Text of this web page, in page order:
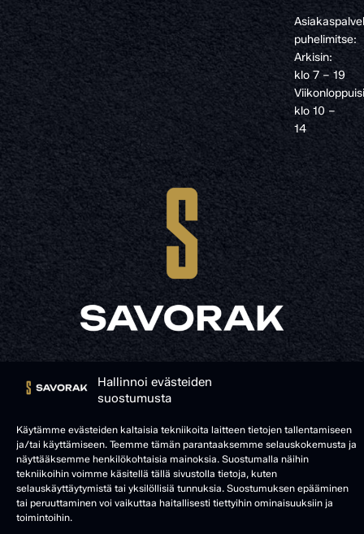
Hallinnoi evästeiden
suostumusta
Käytämme evästeiden kaltaisia tekniikoita laitteen tietojen tallentamiseen
ja/tai käyttämiseen. Teemme tämän parantaaksemme selauskokemusta ja
näyttääksemme henkilökohtaisia mainoksia. Suostumalla näihin
tekniikoihin voimme käsitellä tällä sivustolla tietoja, kuten
selauskäyttäytymistä tai yksilöllisiä tunnuksia. Suostumuksen epääminen
tai peruuttaminen voi vaikuttaa haitallisesti tiettyihin ominaisuuksiin ja
toimintoihin.
puhelimitse:
Arkisin:
klo 7 – 19
klo 10 –
14
© SAVORAK 2025